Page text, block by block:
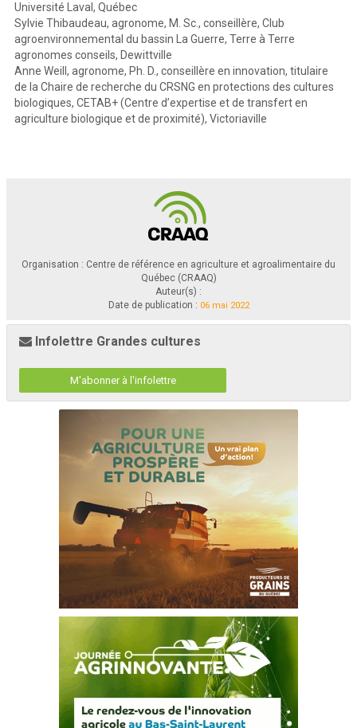
Université Laval, Québec
Sylvie Thibaudeau, agronome, M. Sc., conseillère, Club
agroenvironnemental du bassin La Guerre, Terre à Terre
agronomes conseils, Dewittville
Anne Weill, agronome, Ph. D., conseillère en innovation, titulaire
de la Chaire de recherche du CRSNG en protections des cultures
biologiques, CETAB+ (Centre d’expertise et de transfert en
agriculture biologique et de proximité), Victoriaville
Organisation : Centre de référence en agriculture et agroalimentaire du
Québec (CRAAQ)
Auteur(s) :
Date de publication : 06 mai 2022
Infolettre Grandes cultures
M'abonner à l'infolettre